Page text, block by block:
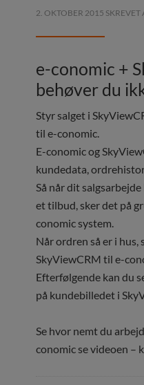
2. OKTOBER 2015 SKREVET
e-conomic +
behøver du
Styr salget i
til e-conomic.
E-conomic og
kundedata,
Så når dit
et tilbud, sker det på
conomic system.
Når ordren så er i
SkyViewCRM til e-
Efterfølgende kan du
på kundebilledet i
Se hvor nemt du
conomic se videoen –